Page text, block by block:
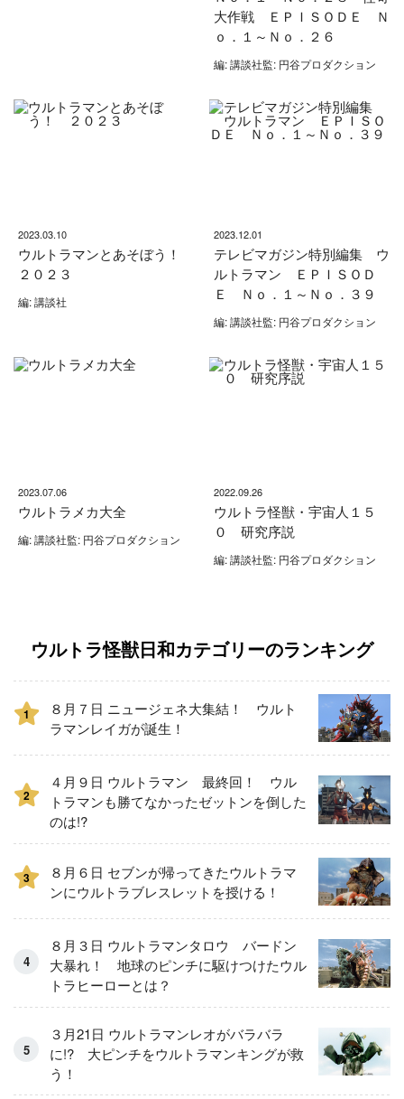
大作戦 ＥＰＩＳＯＤＥ Ｎ
ｏ．１～Ｎｏ．２６
編: 講談社監: 円谷プロダクション
2023.03.10
ウルトラマンとあそぼう！
２０２３
編: 講談社
2023.12.01
テレビマガジン特別編集 ウ
ルトラマン ＥＰＩＳＯＤ
Ｅ Ｎｏ．１～Ｎｏ．３９
編: 講談社監: 円谷プロダクション
2023.07.06
ウルトラメカ大全
編: 講談社監: 円谷プロダクション
2022.09.26
ウルトラ怪獣・宇宙人１５
０ 研究序説
編: 講談社監: 円谷プロダクション
ウルトラ怪獣日和カテゴリーのランキング
1
８月７日 ニュージェネ大集結！ ウルト
ラマンレイガが誕生！
2
４月９日 ウルトラマン 最終回！ ウル
トラマンも勝てなかったゼットンを倒した
のは!?
3
８月６日 セブンが帰ってきたウルトラマ
ンにウルトラブレスレットを授ける！
８月３日 ウルトラマンタロウ バードン
大暴れ！ 地球のピンチに駆けつけたウル
トラヒーローとは？
３月21日 ウルトラマンレオがバラバラ
に!? 大ピンチをウルトラマンキングが救
う！